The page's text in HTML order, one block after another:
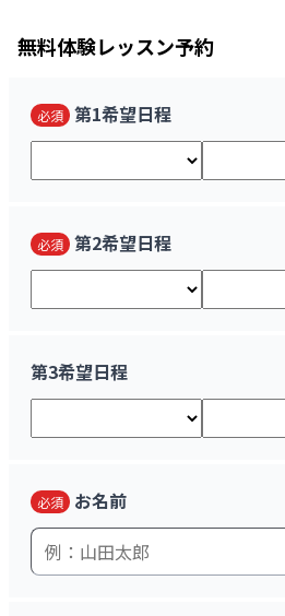
無料体験レッスン予約
必須 第1希望日程
必須 第2希望日程
第3希望日程
必須 お名前